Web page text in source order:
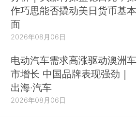
作巧思能否撬动美日货币基本
面
2026年08月06日
电动汽车需求高涨驱动澳洲车
市增长 中国品牌表现强劲｜
出海·汽车
2026年08月06日